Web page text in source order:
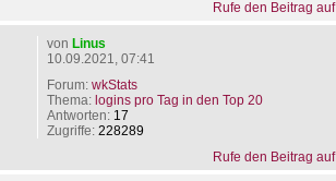
Rufe den Beitrag auf
von Linus
10.09.2021, 07:41
Forum: wkStats
Thema: logins pro Tag in den Top 20
Antworten: 17
Zugriffe: 228289
Rufe den Beitrag auf